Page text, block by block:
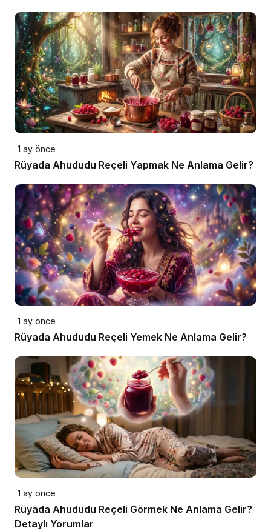
1 ay önce
Rüyada Ahududu Reçeli Yapmak Ne Anlama Gelir?
1 ay önce
Rüyada Ahududu Reçeli Yemek Ne Anlama Gelir?
1 ay önce
Rüyada Ahududu Reçeli Görmek Ne Anlama Gelir?
Detaylı Yorumlar